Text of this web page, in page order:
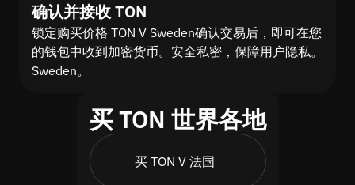
确认并接收 TON
锁定购买价格 TON V Sweden确认交易后，即可在您
的钱包中收到加密货币。安全私密，保障用户隐私。
Sweden。
买 TON 世界各地
买 TON V 法国